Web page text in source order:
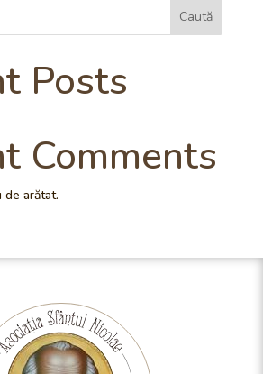
Caută
Posts
Comments
de arătat.